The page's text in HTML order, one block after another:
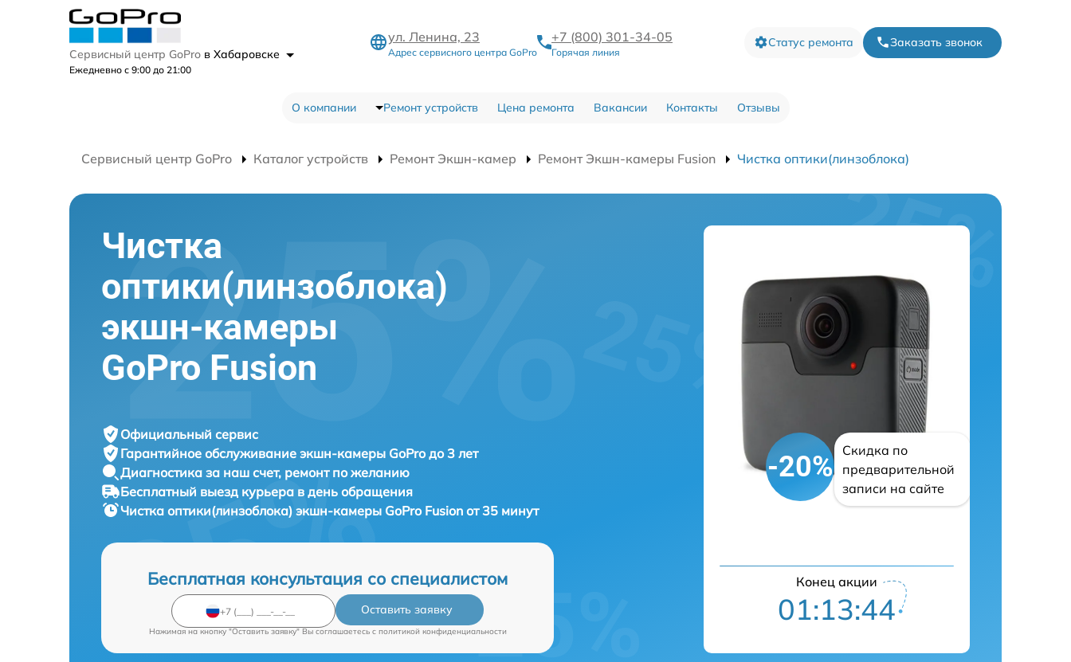
Сервисный центр GoPro в Хабаровске
Ежедневно с 9:00 до 21:00
ул. Ленина, 23
Адрес сервисного центра GoPro
+7 (800) 301-34-05
Горячая линия
Статус ремонта Заказать звонок
О компании Ремонт устройств Цена ремонта Вакансии Контакты Отзывы
Сервисный центр GoPro Каталог устройств Ремонт Экшн-камер Ремонт Экшн-камеры Fusion Чистка оптики(линзоблока)
Чистка
оптики(линзоблока)
экшн-камеры
GoPro Fusion
Официальный сервис
Гарантийное обслуживание экшн-камеры GoPro до 3 лет
Диагностика за наш счет, ремонт по желанию
Бесплатный выезд курьера в день обращения
Чистка оптики(линзоблока) экшн-камеры GoPro Fusion от 35 минут
Бесплатная консультация со специалистом
Оставить заявку
Нажимая на кнопку "Оставить заявку" Вы соглашаетесь c политикой конфиденциальности
-20%
Скидка по
предварительной
записи на сайте
Конец акции
01:13:43